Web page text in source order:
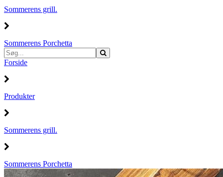
Sommerens grill.
Sommerens Porchetta
Forside
Produkter
Sommerens grill.
Sommerens Porchetta